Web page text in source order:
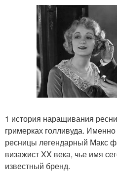
1 история наращивания
гримерках голливуда.
ресницы легендарный Макс
визажист XX века, чье имя
известный бренд.